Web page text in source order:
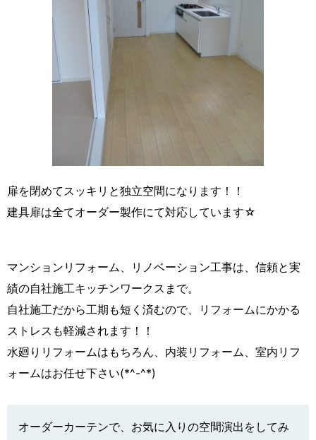
扉を閉めてスッキリと独立空間になります！！
建具扉は全てオーダー製作にて対応しています☆
マンションリフォーム、リノベーション工事は、信頼と実
績の自社施工キッチンワークスまで。
自社施工だから工期も短く済むので、リフォームにかかる
ストレスも軽減されます！！
水廻りリフォームはもちろん、内装リフォーム、室内リフ
ォームはお任せ下さい(*^-^*)
オーダーカーテンで、お気に入りの空間演出をしてみ